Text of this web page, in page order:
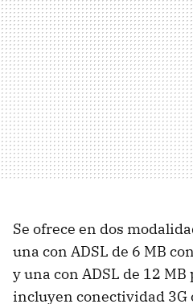
Se ofrece en dos
una con ADSL de 6 MB
y una con ADSL de 12 MB
incluyen conectividad 3G